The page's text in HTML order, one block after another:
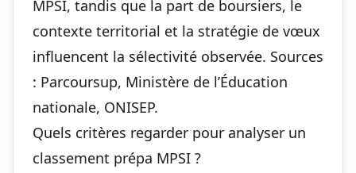
MPSI, tandis que la part de boursiers, le
contexte territorial et la stratégie de vœux
influencent la sélectivité observée. Sources
: Parcoursup, Ministère de l’Éducation
nationale, ONISEP.
Quels critères regarder pour analyser un
classement prépa MPSI ?